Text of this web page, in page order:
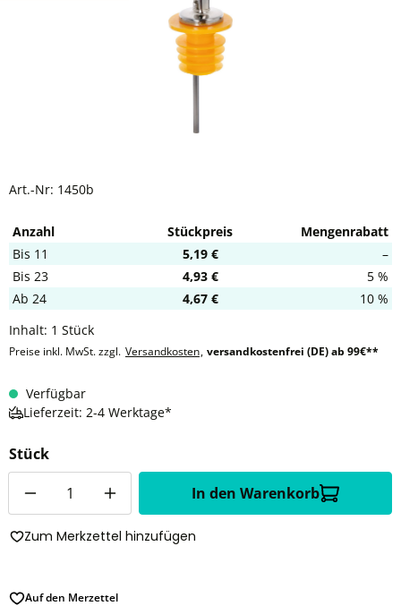
Art.-Nr: 1450b
Anzahl Stückpreis
Mengenrabatt
Bis 11 5,19 €
–
Bis 23 4,93 €
5 %
Ab 24 4,67 €
10 %
Inhalt: 1 Stück
Preise inkl. MwSt. zzgl. Versandkosten, versandkostenfrei (DE) ab 99€**
Verfügbar
Lieferzeit: 2-4 Werktage*
Stück
In den Warenkorb
Zum Merkzettel hinzufügen
Auf den Merzettel